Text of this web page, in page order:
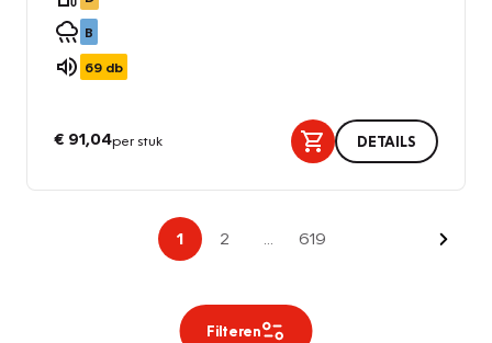
B
69 db
€ 91,04per stuk DETAILS
1 2 619
Filteren